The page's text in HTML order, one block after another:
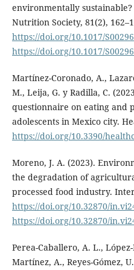
environmentally
Nutrition Society, 81(2),
https://doi.org/10.1017/
https://doi.org/10.1017/
Martínez-Coronado, A.,
M., Leija, G. y Radilla, C.
questionnaire on eating and
adolescents in Mexico city.
https://doi.org/10.3390/
Moreno, J. A. (2023).
the degradation of
processed food industry.
https://doi.org/10.32870/
https://doi.org/10.32870/
Perea-Caballero, A. L.,
Martínez, A., Reyes-Gómez,